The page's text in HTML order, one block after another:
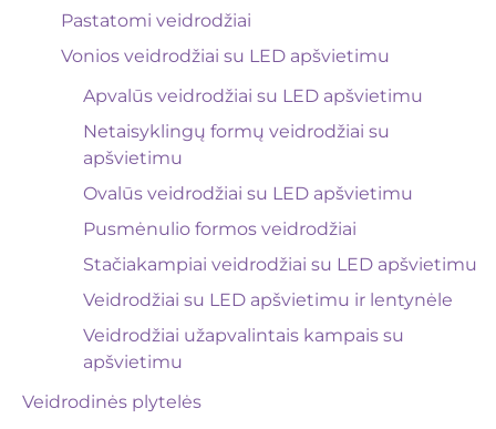
Pastatomi veidrodžiai
Vonios veidrodžiai su LED apšvietimu
Apvalūs veidrodžiai su LED apšvietimu
Netaisyklingų formų veidrodžiai su
apšvietimu
Ovalūs veidrodžiai su LED apšvietimu
Pusmėnulio formos veidrodžiai
Stačiakampiai veidrodžiai su LED apšvietimu
Veidrodžiai su LED apšvietimu ir lentynėle
Veidrodžiai užapvalintais kampais su
apšvietimu
Veidrodinės plytelės